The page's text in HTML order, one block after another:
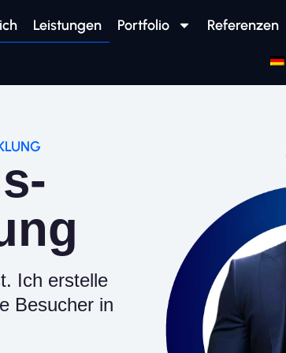
Leistungen Portfolio Referenzen
Ich erstelle
Besucher in